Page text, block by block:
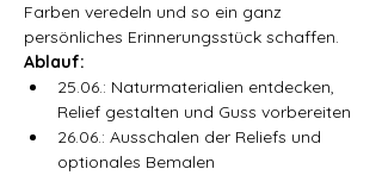
Farben veredeln und so ein ganz
persönliches Erinnerungsstück schaffen.
Ablauf:
25.06.: Naturmaterialien entdecken,
Relief gestalten und Guss vorbereiten
26.06.: Ausschalen der Reliefs und
optionales Bemalen